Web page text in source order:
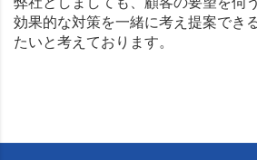
効果的な対策を一緒に考え提案でき
たいと考えております。